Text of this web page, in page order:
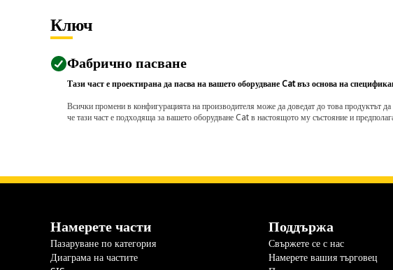
Ключ
Фабрично пасване
Тази част е проектирана да пасва на вашето оборудване Cat въз основа на
Всички промени в конфигурацията на производителя може да доведат до това продуктът
че тази част е подходяща за вашето оборудване Cat в настоящото му състояние и
Намерете части
Пазаруване по категория
Диаграма на частите
Поддържа
Свържете се с нас
Намерете вашия търговец